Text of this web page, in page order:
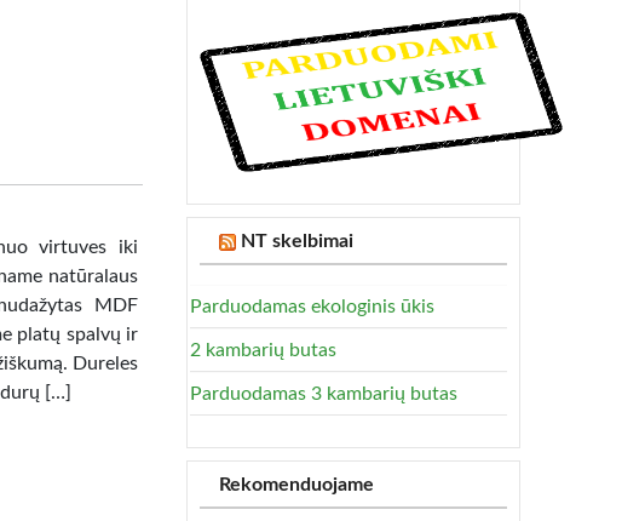
virtuves iki
natūralaus
MDF
platų spalvų ir
Dureles
[…]
NT skelbimai
Parduodamas ekologinis ūkis
2 kambarių butas
Parduodamas 3 kambarių butas
Rekomenduojame